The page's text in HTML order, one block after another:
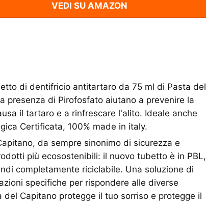
VEDI SU AMAZON
di dentifricio antitartaro da 75 ml di Pasta del
presenza di Pirofosfato aiutano a prevenire la
il tartaro e a rinfrescare l'alito. Ideale anche
Certificata, 100% made in italy.
da sempre sinonimo di sicurezza e
più ecosostenibili: il nuovo tubetto è in PBL,
completamente riciclabile. Una soluzione di
specifiche per rispondere alle diverse
Capitano protegge il tuo sorriso e protegge il